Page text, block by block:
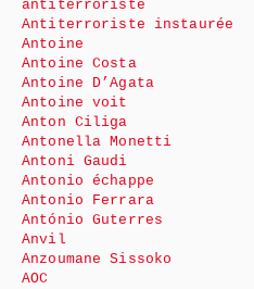
antiterroriste
Antiterroriste instaurée
Antoine
Antoine Costa
Antoine D’Agata
Antoine voit
Anton Ciliga
Antonella Monetti
Antoni Gaudi
Antonio échappe
Antonio Ferrara
António Guterres
Anvil
Anzoumane Sissoko
AOC